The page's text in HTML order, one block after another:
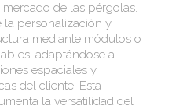
de las pérgolas.
la personalización y
mediante módulos o
adaptándose a
espaciales y
del cliente. Esta
la versatilidad del